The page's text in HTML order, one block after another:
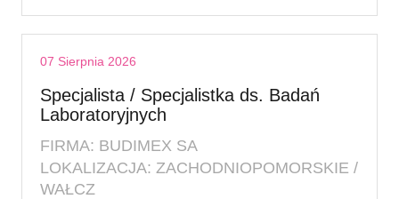
07 Sierpnia 2026
Specjalista / Specjalistka ds. Badań
Laboratoryjnych
FIRMA: BUDIMEX SA
LOKALIZACJA: ZACHODNIOPOMORSKIE /
WAŁCZ